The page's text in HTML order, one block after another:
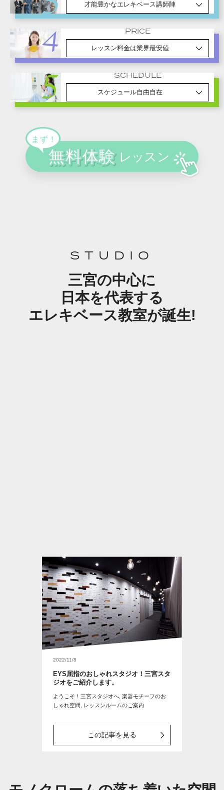
才能豊かなエレキベース講師陣
PRICE
レッスン料金は業界最安値
SCHEDULE
スケジュール自由自在
STUDIO
三宮の中心に
日本を代表する
エレキベース教室が誕生!
2022/11/8
EYS屈指のおしゃれスタジオ！三宮スタ
ジオをご紹介します。
ようこそ！三宮スタジオへ, 楽器モチーフのお
しゃれ空間, レッスンルームのご案内
この記事を見る